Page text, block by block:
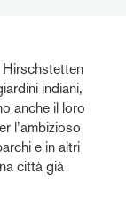
indiani,
anche il loro
l’ambizioso
e in altri
città già